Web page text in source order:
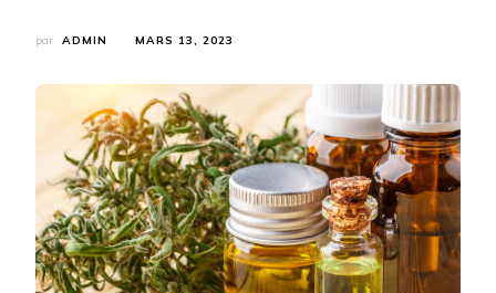
par ADMIN MARS 13, 2023